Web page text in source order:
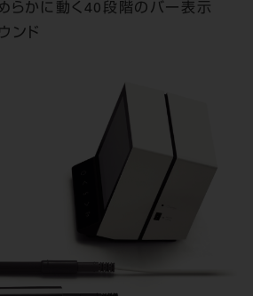
らかに動く40段階のバー表示
ンド